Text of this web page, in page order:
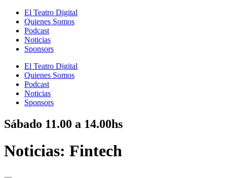
El Teatro Digital
Quienes Somos
Podcast
Noticias
Sponsors
El Teatro Digital
Quienes Somos
Podcast
Noticias
Sponsors
Sábado 11.00 a 14.00hs
Noticias: Fintech